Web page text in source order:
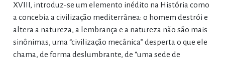
XVIII, introduz-se um elemento inédito na História como
a concebia a civilização mediterrânea: o homem destrói e
altera a natureza, a lembrança e a natureza não são mais
sinônimas, uma “civilização mecânica” desperta o que ele
chama, de forma deslumbrante, de “uma sede de